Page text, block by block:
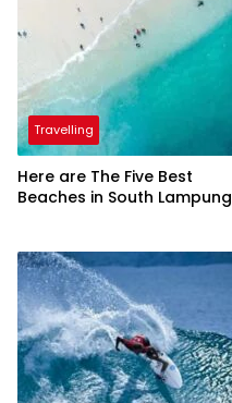
Travelling
Here are The Five Best
Beaches in South Lampung